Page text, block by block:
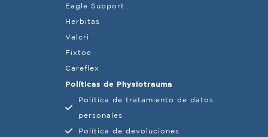
Eagle Support
Herbitas
Valcri
Fixtoe
Careflex
Políticas de Physiotrauma
Política de tratamiento de datos
personales
Política de devoluciones